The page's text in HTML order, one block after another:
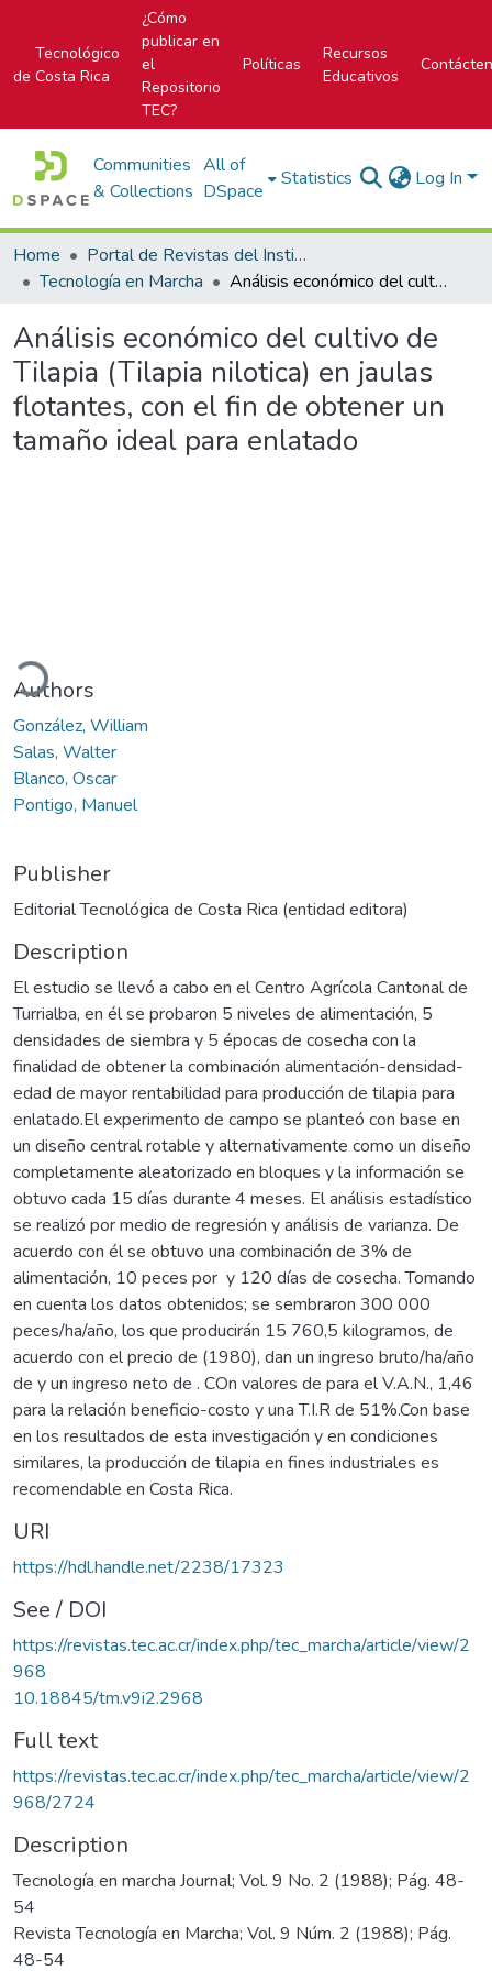
Tecnológico
de Costa Rica
¿Cómo
publicar en
el
Repositorio
TEC?
Políticas
Recursos
Educativos
Communities
& Collections
All of
DSpace
Statistics Log In
Home
Portal de Revistas del Instituto Tecnológico de Costa Rica
Tecnología en Marcha
Análisis económico del cultivo de Tilapia (Tilapia nilotica) en jaulas flotantes, con el fin de obtener un tamaño ideal para enlatado
Análisis económico del cultivo de
Tilapia (Tilapia nilotica) en jaulas
flotantes, con el fin de obtener un
tamaño ideal para enlatado
Authors
González, William
Salas, Walter
Blanco, Oscar
Pontigo, Manuel
Publisher
Editorial Tecnológica de Costa Rica (entidad editora)
Description
El estudio se llevó a cabo en el Centro Agrícola Cantonal de
Turrialba, en él se probaron 5 niveles de alimentación, 5
densidades de siembra y 5 épocas de cosecha con la
finalidad de obtener la combinación alimentación-densidad-
edad de mayor rentabilidad para producción de tilapia para
enlatado.El experimento de campo se planteó con base en
un diseño central rotable y alternativamente como un diseño
completamente aleatorizado en bloques y la información se
obtuvo cada 15 días durante 4 meses. El análisis estadístico
se realizó por medio de regresión y análisis de varianza. De
acuerdo con él se obtuvo una combinación de 3% de
alimentación, 10 peces por y 120 días de cosecha. Tomando
en cuenta los datos obtenidos; se sembraron 300 000
peces/ha/año, los que producirán 15 760,5 kilogramos, de
acuerdo con el precio de (1980), dan un ingreso bruto/ha/año
de y un ingreso neto de . COn valores de para el V.A.N., 1,46
para la relación beneficio-costo y una T.I.R de 51%.Con base
en los resultados de esta investigación y en condiciones
similares, la producción de tilapia en fines industriales es
recomendable en Costa Rica.
URI
https://hdl.handle.net/2238/17323
See / DOI
https://revistas.tec.ac.cr/index.php/tec_marcha/article/view/2
968
10.18845/tm.v9i2.2968
Full text
https://revistas.tec.ac.cr/index.php/tec_marcha/article/view/2
968/2724
Description
Tecnología en marcha Journal; Vol. 9 No. 2 (1988); Pág. 48-
54
Revista Tecnología en Marcha; Vol. 9 Núm. 2 (1988); Pág.
48-54